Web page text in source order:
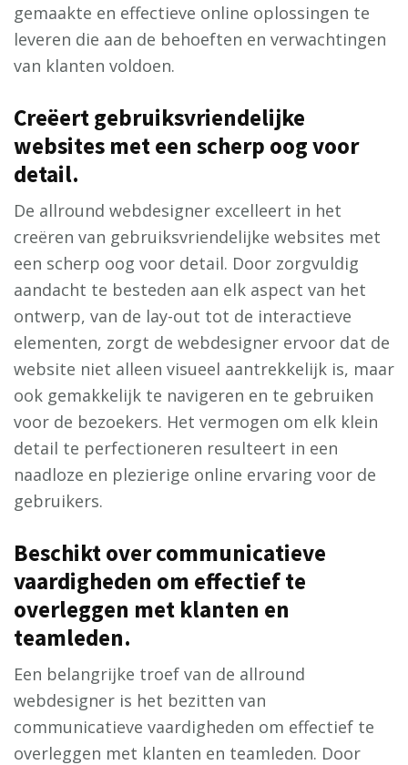
gemaakte en effectieve online oplossingen te
leveren die aan de behoeften en verwachtingen
van klanten voldoen.
Creëert gebruiksvriendelijke
websites met een scherp oog voor
detail.
De allround webdesigner excelleert in het
creëren van gebruiksvriendelijke websites met
een scherp oog voor detail. Door zorgvuldig
aandacht te besteden aan elk aspect van het
ontwerp, van de lay-out tot de interactieve
elementen, zorgt de webdesigner ervoor dat de
website niet alleen visueel aantrekkelijk is, maar
ook gemakkelijk te navigeren en te gebruiken
voor de bezoekers. Het vermogen om elk klein
detail te perfectioneren resulteert in een
naadloze en plezierige online ervaring voor de
gebruikers.
Beschikt over communicatieve
vaardigheden om effectief te
overleggen met klanten en
teamleden.
Een belangrijke troef van de allround
webdesigner is het bezitten van
communicatieve vaardigheden om effectief te
overleggen met klanten en teamleden. Door